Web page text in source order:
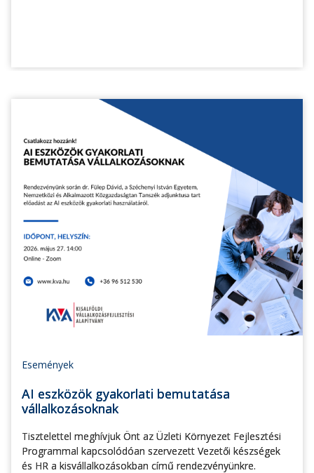
Események
AI eszközök gyakorlati bemutatása
vállalkozásoknak
Tisztelettel meghívjuk Önt az Üzleti Környezet Fejlesztési
Programmal kapcsolódóan szervezett Vezetői készségek
és HR a kisvállalkozásokban című rendezvényünkre.